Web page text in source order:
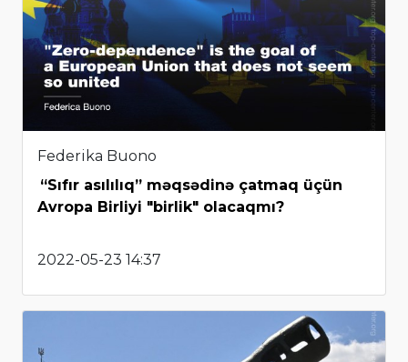
Federika Buono
“Sıfır asılılıq” məqsədinə çatmaq üçün
Avropa Birliyi "birlik" olacaqmı?
2022-05-23 14:37